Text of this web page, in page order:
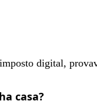
digital,
casa?